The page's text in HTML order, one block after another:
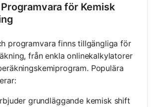
för Kemisk
programvara finns tillgängliga för
från enkla onlinekalkylatorer
Populära
grundläggande kemisk shift